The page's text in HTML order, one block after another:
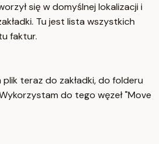
się w domyślnej lokalizacji i
Tu jest lista wszystkich
faktur.
teraz do zakładki, do folderu
do tego węzeł "Move